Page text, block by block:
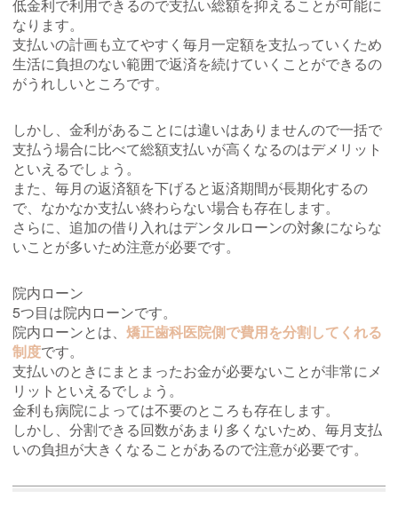
低金利で利用できるので支払い総額を抑えることが可能に
なります。
支払いの計画も立てやすく毎月一定額を支払っていくため
生活に負担のない範囲で返済を続けていくことができるの
がうれしいところです。
しかし、金利があることには違いはありませんので一括で
支払う場合に比べて総額支払いが高くなるのはデメリット
といえるでしょう。
また、毎月の返済額を下げると返済期間が長期化するの
で、なかなか支払い終わらない場合も存在します。
さらに、追加の借り入れはデンタルローンの対象にならな
いことが多いため注意が必要です。
院内ローン
5つ目は院内ローンです。
院内ローンとは、 矯正歯科医院側で費用を分割してくれる
制度です。
支払いのときにまとまったお金が必要ないことが非常にメ
リットといえるでしょう。
金利も病院によっては不要のところも存在します。
しかし、分割できる回数があまり多くないため、毎月支払
いの負担が大きくなることがあるので注意が必要です。